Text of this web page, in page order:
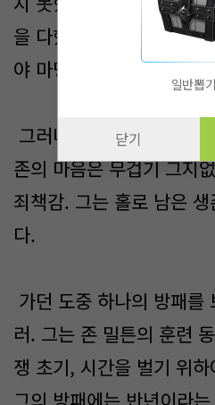
을 다했다. 그 결과는 죽
야 마땅했다. 그리고 사람
그러나 국방성을 가기 위
존의 마음은 무겁기 그지
죄책감. 그는 홀로 남은
다.
가던 도중 하나의 방패를
러. 그는 존 밀튼의 훈련
쟁 초기, 시간을 벌기 위
그의 방패에는 반년이라
일반뽑
닫기